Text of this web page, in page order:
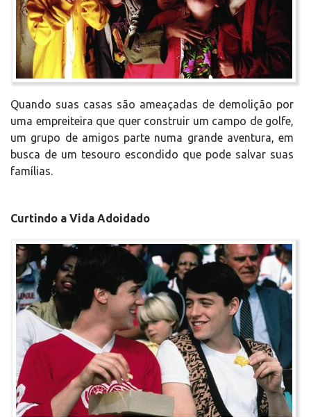
Quando suas casas são ameaçadas de demolição por
uma empreiteira que quer construir um campo de golfe,
um grupo de amigos parte numa grande aventura, em
busca de um tesouro escondido que pode salvar suas
famílias.
Curtindo a Vida Adoidado